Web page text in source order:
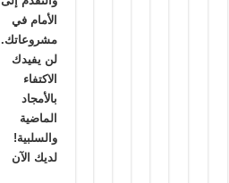
الأمام في
مشروعاتك.
لن يفيدك
الاكتفاء
بالأمجاد
الماضية
والسلبية!
لديك الآن